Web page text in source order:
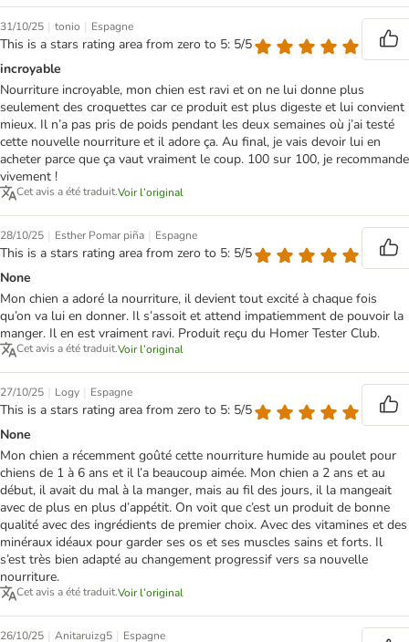
31/10/25 | tonio | Espagne
This is a stars rating area from zero to 5: 5/5
incroyable
Nourriture incroyable, mon chien est ravi et on ne lui donne plus
seulement des croquettes car ce produit est plus digeste et lui convient
mieux. Il n’a pas pris de poids pendant les deux semaines où j’ai testé
cette nouvelle nourriture et il adore ça. Au final, je vais devoir lui en
acheter parce que ça vaut vraiment le coup. 100 sur 100, je recommande
vivement !
Cet avis a été traduit.Voir l’original
28/10/25 | Esther Pomar piña | Espagne
This is a stars rating area from zero to 5: 5/5
None
Mon chien a adoré la nourriture, il devient tout excité à chaque fois
qu’on va lui en donner. Il s’assoit et attend impatiemment de pouvoir la
manger. Il en est vraiment ravi. Produit reçu du Homer Tester Club.
Cet avis a été traduit.Voir l’original
27/10/25 | Logy | Espagne
This is a stars rating area from zero to 5: 5/5
None
Mon chien a récemment goûté cette nourriture humide au poulet pour
chiens de 1 à 6 ans et il l’a beaucoup aimée. Mon chien a 2 ans et au
début, il avait du mal à la manger, mais au fil des jours, il la mangeait
avec de plus en plus d’appétit. On voit que c’est un produit de bonne
qualité avec des ingrédients de premier choix. Avec des vitamines et des
minéraux idéaux pour garder ses os et ses muscles sains et forts. Il
s’est très bien adapté au changement progressif vers sa nouvelle
nourriture.
Cet avis a été traduit.Voir l’original
26/10/25 | Anitaruizg5 | Espagne